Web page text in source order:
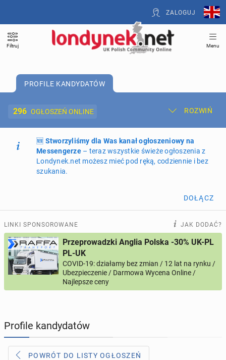
ZALOGUJ
Filtruj Menu
PROFILE KANDYDATÓW
296 OGŁOSZEŃ ONLINE ROZWIŃ
Dodaj ogłoszenie Moje ogłoszenia
Oferta i cennik ogłoszeń
ogłoszeń online
PROFILE KANDYDATÓW 296 profili online
USŁUGI 156ogłoszeń online
KUPIĘ & SPRZEDAM
TOWARZYSKIE
🆕 Stworzyliśmy dla Was kanał ogłoszeniowy na
Messengerze– teraz wszystkie świeże ogłoszenia z
Londynek.net możesz mieć pod ręką, codziennie i bez
szukania.
DOŁĄCZ
LINKI SPONSOROWANE JAK DODAĆ?
Przeprowadzki Anglia Polska -30% UK-PL
PL-UK
COVID-19: działamy bez zmian / 12 lat na rynku /
Ubezpieczenie / Darmowa Wycena Online /
Najlepsze ceny
Profile kandydatów
POWRÓT DO LISTY OGŁOSZEŃ